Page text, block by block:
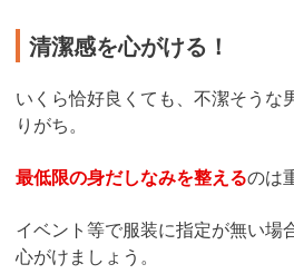
清潔感を心がける！
いくら恰好良くても、不潔そうな
りがち。
最低限の身だしなみを整えるのは
イベント等で服装に指定が無い場
心がけましょう。